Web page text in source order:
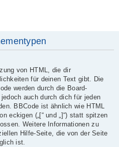
von HTML, die dir
für deinen Text gibt. Die
werden durch die Board-
auch durch dich für jeden
BBCode ist ähnlich wie HTML
eckigen („[“ und „]“) statt spitzen
Weitere Informationen zu
Hilfe-Seite, die von der Seite
ist.